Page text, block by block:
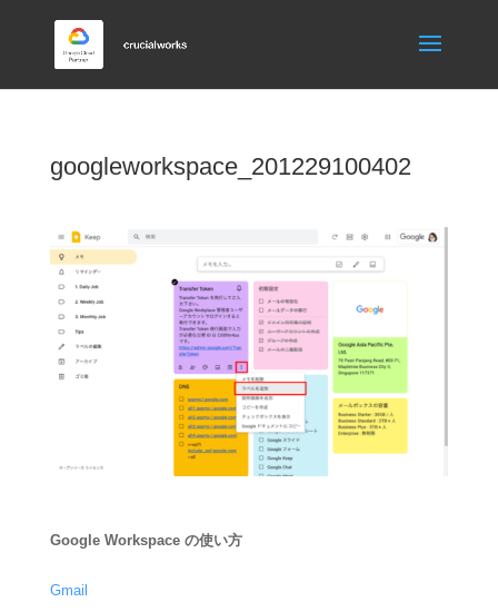
googleworkspace_201229100402
Google Workspace の使い方
Gmail